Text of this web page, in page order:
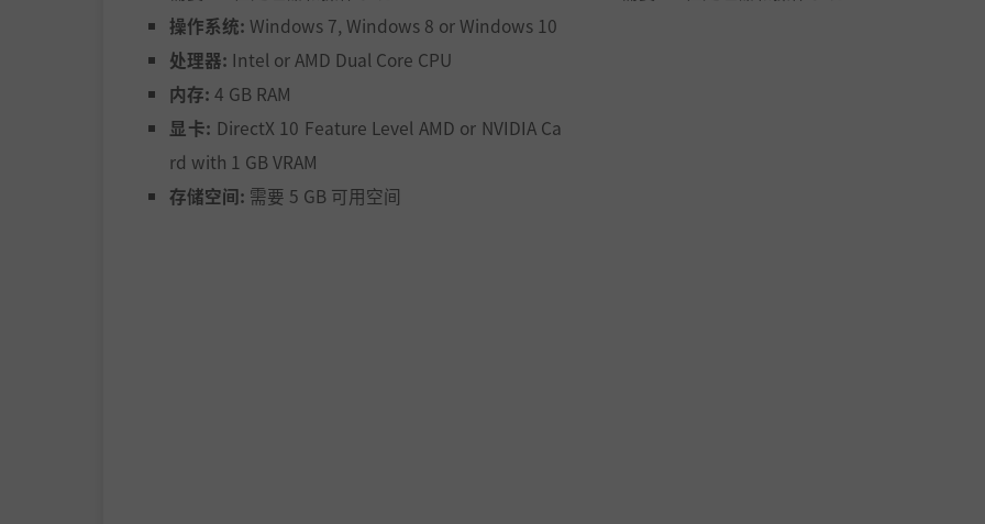
操作系统: Windows 7, Windows 8 or Windows 10
处理器: Intel or AMD Dual Core CPU
内存: 4 GB RAM
显卡: DirectX 10 Feature Level AMD or NVIDIA Ca
rd with 1 GB VRAM
存储空间: 需要 5 GB 可用空间